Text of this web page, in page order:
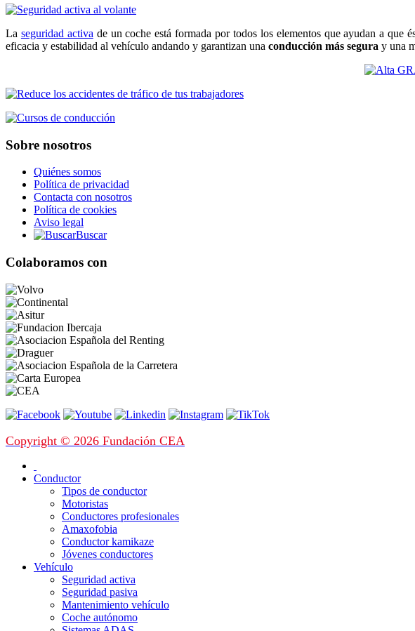
La seguridad activa de un coche está formada por todos los elementos que ayudan a que
eficacia y estabilidad al vehículo andando y garantizan una conducción más segura y una
Sobre nosotros
Quiénes somos
Política de privacidad
Contacta con nosotros
Política de cookies
Aviso legal
Buscar
Colaboramos con
Copyright © 2026 Fundación CEA
Conductor
Tipos de conductor
Motoristas
Conductores profesionales
Amaxofobia
Conductor kamikaze
Jóvenes conductores
Vehículo
Seguridad activa
Seguridad pasiva
Mantenimiento vehículo
Coche autónomo